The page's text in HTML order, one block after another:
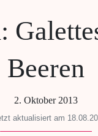
Beeren
2. Oktober 2013
aktualisiert am